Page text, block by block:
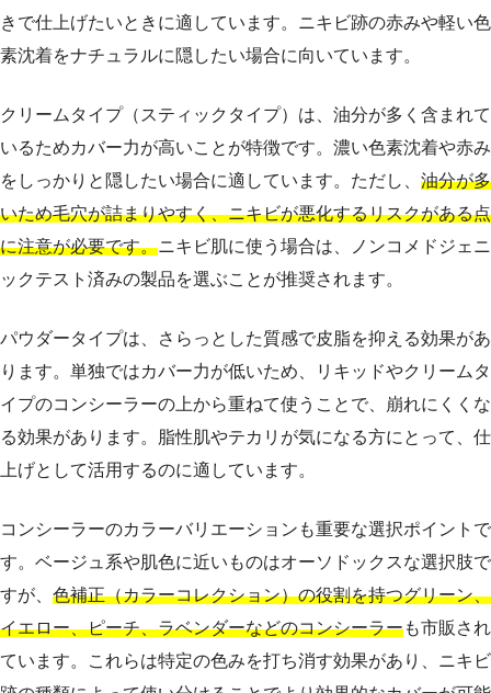
きで仕上げたいときに適しています。ニキビ跡の赤みや軽い色
素沈着をナチュラルに隠したい場合に向いています。
クリームタイプ（スティックタイプ）は、油分が多く含まれて
いるためカバー力が高いことが特徴です。濃い色素沈着や赤み
をしっかりと隠したい場合に適しています。ただし、 油分が多
いため毛穴が詰まりやすく、ニキビが悪化するリスクがある点
に注意が必要です。ニキビ肌に使う場合は、ノンコメドジェニ
ックテスト済みの製品を選ぶことが推奨されます。
パウダータイプは、さらっとした質感で皮脂を抑える効果があ
ります。単独ではカバー力が低いため、リキッドやクリームタ
イプのコンシーラーの上から重ねて使うことで、崩れにくくな
る効果があります。脂性肌やテカリが気になる方にとって、仕
上げとして活用するのに適しています。
コンシーラーのカラーバリエーションも重要な選択ポイントで
す。ベージュ系や肌色に近いものはオーソドックスな選択肢で
すが、 色補正（カラーコレクション）の役割を持つグリーン、
イエロー、ピーチ、ラベンダーなどのコンシーラーも市販され
ています。これらは特定の色みを打ち消す効果があり、ニキビ